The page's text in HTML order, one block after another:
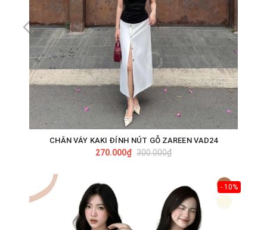
CHÂN VÁY KAKI ĐÍNH NÚT GỖ ZAREEN VAD24
270.000₫ 300.000₫
- 10%